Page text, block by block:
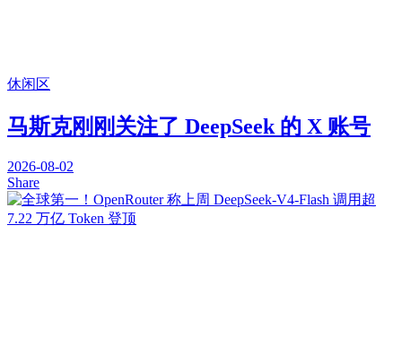
休闲区
马斯克刚刚关注了 DeepSeek 的 X 账号
2026-08-02
Share